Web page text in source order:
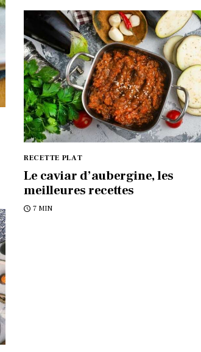
RECETTE PLAT
Le caviar d’aubergine, les
meilleures recettes
7 MIN